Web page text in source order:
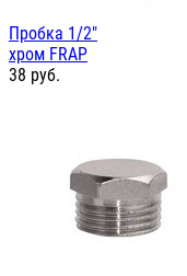
Пробка 1/2"
хром FRAP
38 руб.